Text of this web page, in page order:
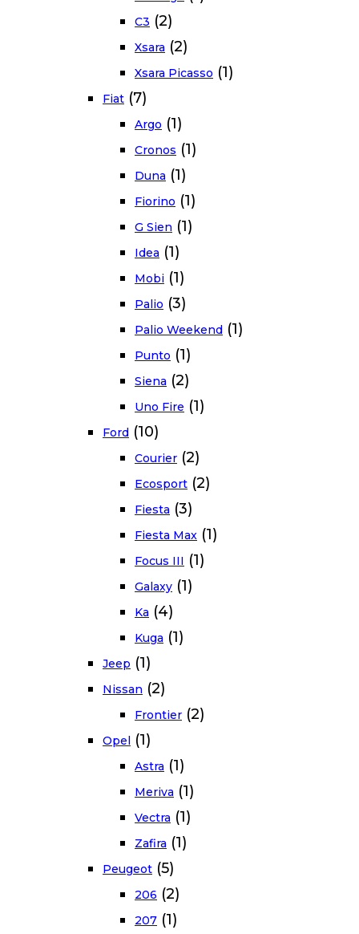
C3 (2)
Xsara (2)
Xsara Picasso (1)
Fiat (7)
Argo (1)
Cronos (1)
Duna (1)
Fiorino (1)
G Sien (1)
Idea (1)
Mobi (1)
Palio (3)
Palio Weekend (1)
Punto (1)
Siena (2)
Uno Fire (1)
Ford (10)
Courier (2)
Ecosport (2)
Fiesta (3)
Fiesta Max (1)
Focus III (1)
Galaxy (1)
Ka (4)
Kuga (1)
Jeep (1)
Nissan (2)
Frontier (2)
Opel (1)
Astra (1)
Meriva (1)
Vectra (1)
Zafira (1)
Peugeot (5)
206 (2)
207 (1)